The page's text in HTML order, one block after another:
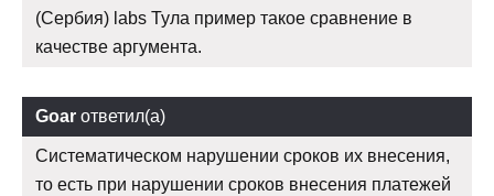
(Сербия) labs Тула пример такое сравнение в
качестве аргумента.
Goar ответил(а)
Систематическом нарушении сроков их внесения,
то есть при нарушении сроков внесения платежей